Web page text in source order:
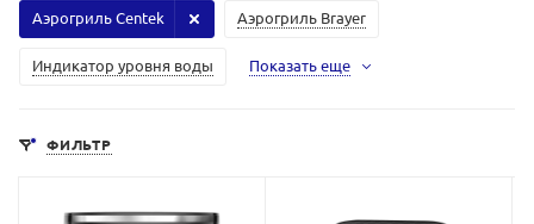
Аэрогриль Centek Аэрогриль Brayer
Индикатор уровня воды Показать еще
ФИЛЬТР